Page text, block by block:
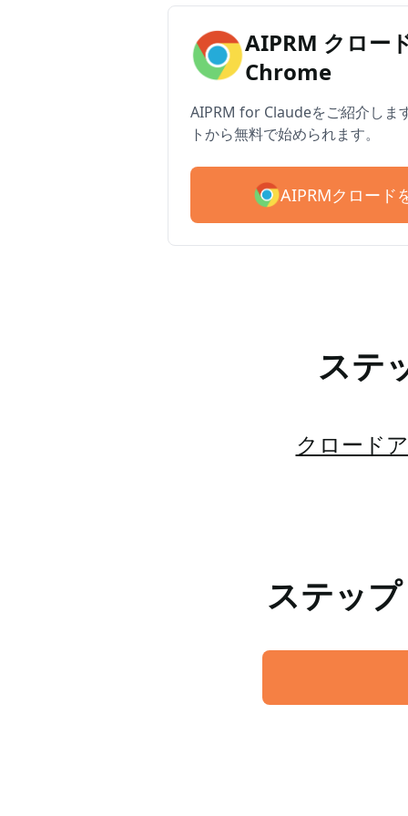
AIPRM クロー
Chrome
AIPRM for Claudeをご紹介しま
トから無料で始められます。
AIPRMクロード
ステ
クロード
ステッ